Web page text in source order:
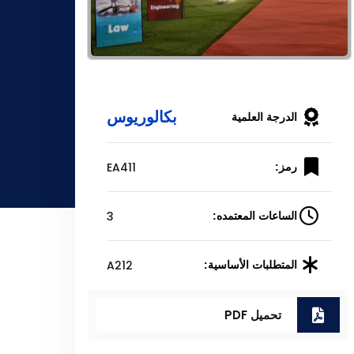
الدرجة العلمية بكالوريوس
رمز: EA411
الساعات المعتمده: 3
المتطلبات الأساسية: A212
تحميل PDF